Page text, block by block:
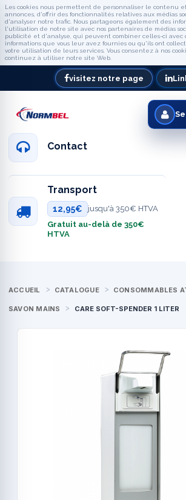
Les cookies nous permettent de personnaliser le contenu
annonces, d'offrir des fonctionnalités relatives aux médias
d'analyser notre trafic. Nous partageons également des
l'utilisation de notre site avec nos partenaires de médias
publicité et d'analyse, qui peuvent combiner celles-ci avec
informations que vous leur avez fournies ou qu'ils ont
votre utilisation de leurs services. Vous consentez à nos
continuez à utiliser notre site Web.
visitez notre page
Contact
Transport
12,95€
jusqu'à 350€ HTVA
Gratuit au-delà de 350€
HTVA
ACCUEIL CATALOGUE CONSOMMABLES
SAVON MAINS CARE SOFT-SPENDER 1 LITER